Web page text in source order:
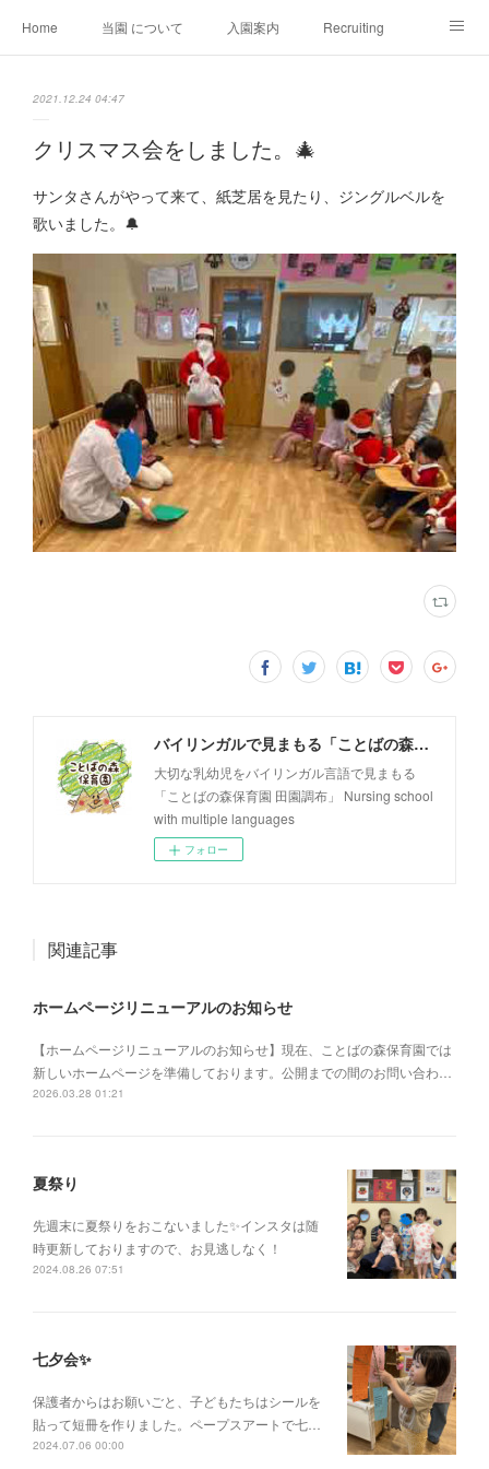
Home 当園 について 入園案内 Recruiting
2021.12.24 04:47
クリスマス会をしました。🎄
サンタさんがやって来て、紙芝居を見たり、ジングルベルを
歌いました。🔔
バイリンガルで見まもる「ことばの森保育園 田園調布」
大切な乳幼児をバイリンガル言語で見まもる
「ことばの森保育園 田園調布」 Nursing school
with multiple languages
フォロー
関連記事
ホームページリニューアルのお知らせ
【ホームページリニューアルのお知らせ】現在、ことばの森保育園では
新しいホームページを準備しております。公開までの間のお問い合わ…
2026.03.28 01:21
夏祭り
先週末に夏祭りをおこないました✨インスタは随
時更新しておりますので、お見逃しなく！
2024.08.26 07:51
七夕会✨
保護者からはお願いごと、子どもたちはシールを
貼って短冊を作りました。ペープスアートで七…
2024.07.06 00:00